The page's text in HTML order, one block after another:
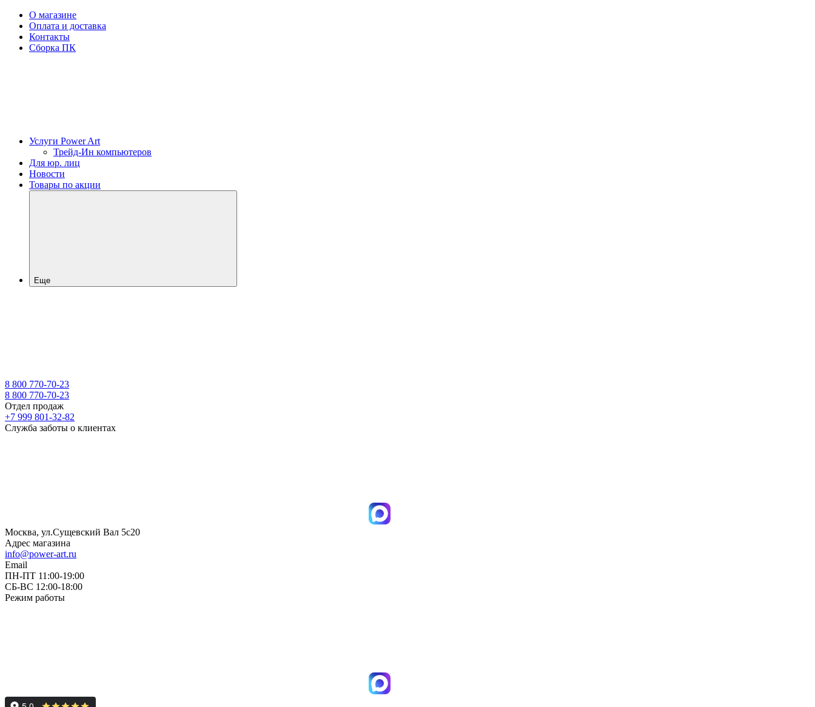
О магазине
Оплата и доставка
Контакты
Сборка ПК
Услуги Power Art
Трейд-Ин компьютеров
Для юр. лиц
Новости
Товары по акции
Еще
8 800 770-70-23
8 800 770-70-23
Отдел продаж
+7 999 801-32-82
Служба заботы о клиентах
Москва, ул.Сущевский Вал 5с20
Адрес магазина
info@power-art.ru
Email
ПН-ПТ 11:00-19:00
СБ-ВС 12:00-18:00
Режим работы